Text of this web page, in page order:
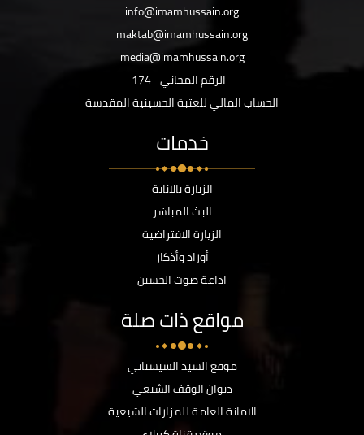
info@imamhussain.org
maktab@imamhussain.org
media@imamhussain.org
الرقم المجاني 174
الحساب المالي للعتبة الحسينية المقدسة
خدمات
الزيارة بالانابة
البث المباشر
الزيارة الافتراضية
أوراد وأذكار
اذاعة صوت الحسين
مواقع ذات صلة
موقع السيد السيستاني
ديوان الوقف الشيعي
الامانة العامة للمزارات الشيعية